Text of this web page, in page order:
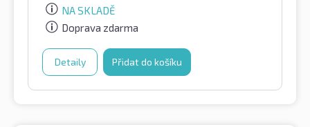
NA SKLADĚ
Doprava zdarma
Detaily Přidat do košíku